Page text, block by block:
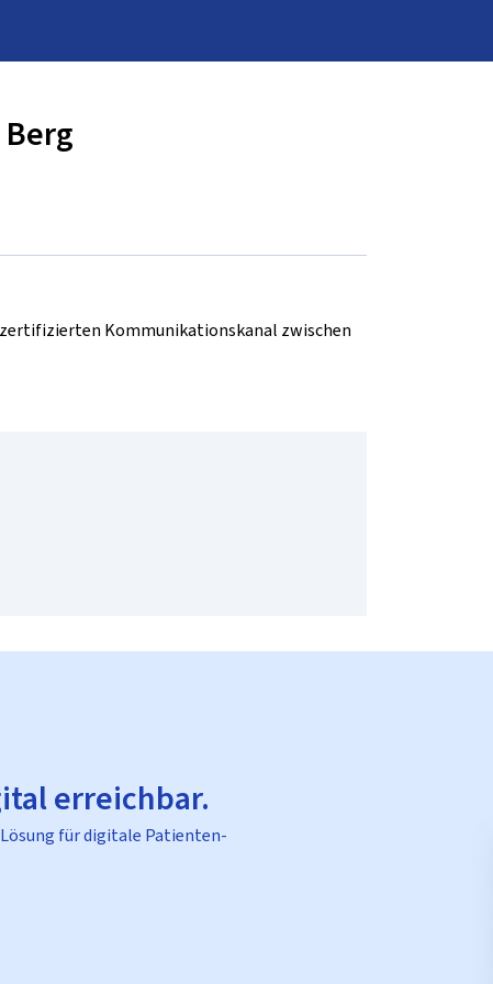
Berg
Kommunikationskanal zwischen
erreichbar.
für digitale Patienten-